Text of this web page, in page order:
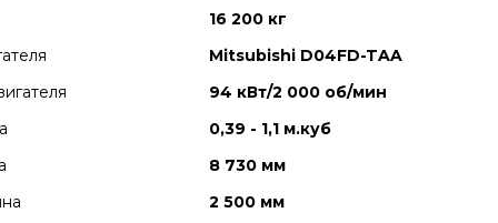
16 200 кг
Mitsubishi D04FD-TAA
94 кВт/2 000 об/мин
0,39 - 1,1 м.куб
8 730 мм
2 500 мм